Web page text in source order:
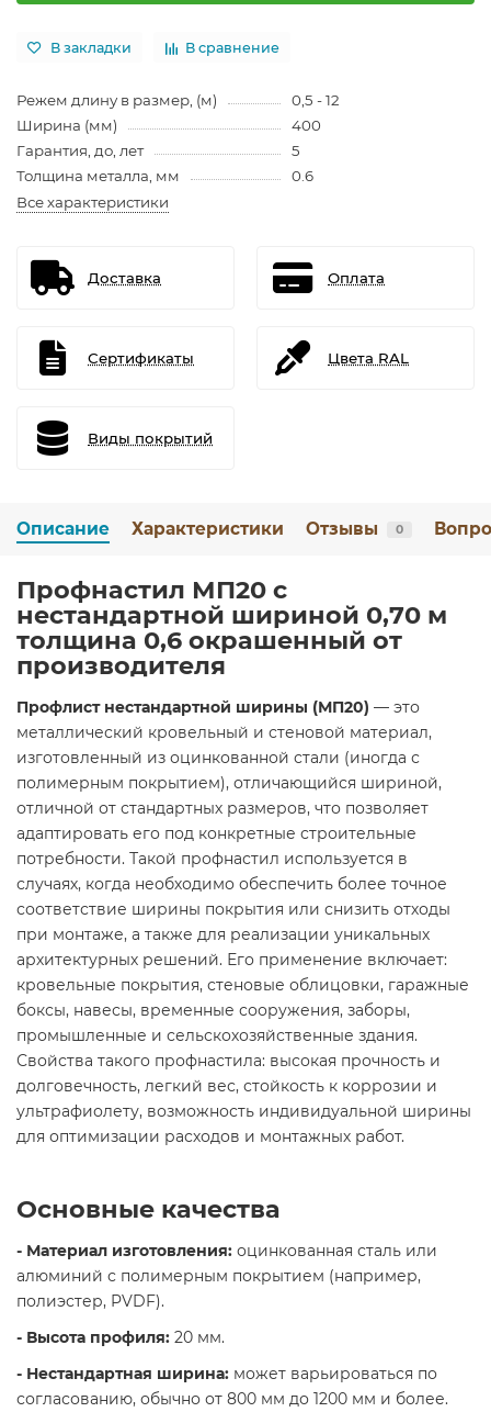
В закладки В сравнение
Режем длину в размер, (м)
0,5 - 12
Ширина (мм)
400
Гарантия, до, лет
5
Толщина металла, мм
0.6
Все характеристики
Доставка Оплата
Сертификаты Цвета RAL
Виды покрытий
Описание Характеристики Отзывы 0
Профнастил МП20 с
нестандартной шириной 0,70 м
толщина 0,6 окрашенный от
производителя
Профлист нестандартной ширины (МП20) — это
металлический кровельный и стеновой материал,
изготовленный из оцинкованной стали (иногда с
полимерным покрытием), отличающийся шириной,
отличной от стандартных размеров, что позволяет
адаптировать его под конкретные строительные
потребности. Такой профнастил используется в
случаях, когда необходимо обеспечить более точное
соответствие ширины покрытия или снизить отходы
при монтаже, а также для реализации уникальных
архитектурных решений. Его применение включает:
кровельные покрытия, стеновые облицовки, гаражные
боксы, навесы, временные сооружения, заборы,
промышленные и сельскохозяйственные здания.
Свойства такого профнастила: высокая прочность и
долговечность, легкий вес, стойкость к коррозии и
ультрафиолету, возможность индивидуальной ширины
для оптимизации расходов и монтажных работ.
Основные качества
- Материал изготовления: оцинкованная сталь или
алюминий с полимерным покрытием (например,
полиэстер, PVDF).
- Высота профиля: 20 мм.
- Нестандартная ширина: может варьироваться по
согласованию, обычно от 800 мм до 1200 мм и более.